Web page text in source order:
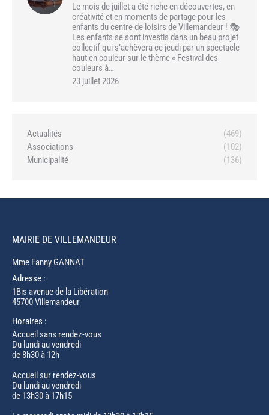
Le mois de juillet a été riche en découvertes, en
créativité et en moments de partage pour les
enfants du centre de loisirs de Villemandeur ! 🎭
Les enfants se sont investis dans un beau projet
collectif qui s’achèvera ce jeudi par un spectacle
haut en couleur sur le thème « Festival des
couleurs à…
23 juillet 2026
Actualités
(469)
Associations
(102)
Municipalité
(136)
MAIRIE DE VILLEMANDEUR
Mme Fanny GANNAT
Adresse :
1Bis avenue de la Libération
45700 Villemandeur
Horaires :
Accueil sans rendez-vous
Du lundi au vendredi
de 8h30 à 12h
Accueil sur rendez-vous
Du lundi au vendredi
de 13h30 à 17h15